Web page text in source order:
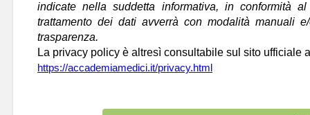
indicate nella suddetta informativa, in conformità
trattamento dei dati avverrà con modalità manuali
trasparenza.
La privacy policy è altresì consultabile sul sito ufficiale
https://accademiamedici.it/privacy.html